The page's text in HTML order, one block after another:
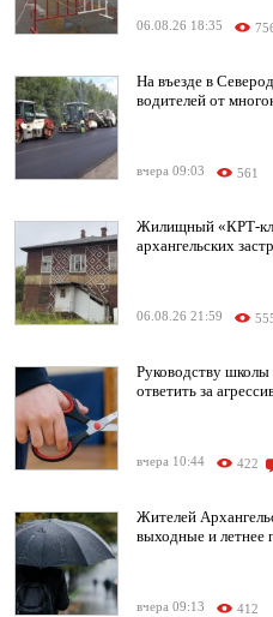
06.08.26 18:35
На въезде в
водителей от
вчера 09:03 561
Жилищный «КРТ-
архангельских
06.08.26 21:59
Руководству школы
ответить за
вчера 10:44 422
Жителей
выходные и летнее
вчера 09:13 412